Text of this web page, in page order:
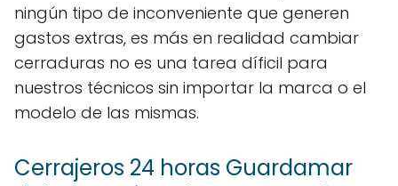
ningún tipo de inconveniente que generen
gastos extras, es más en realidad cambiar
cerraduras no es una tarea díficil para
nuestros técnicos sin importar la marca o el
modelo de las mismas.
Cerrajeros 24 horas Guardamar